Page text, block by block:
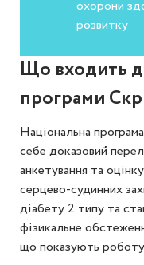
охорони
розвитку
Що входить
програми
Національна
себе доказовий
анкетування та
серцево-судинних
діабету 2 типу та
фізикальне
що показують